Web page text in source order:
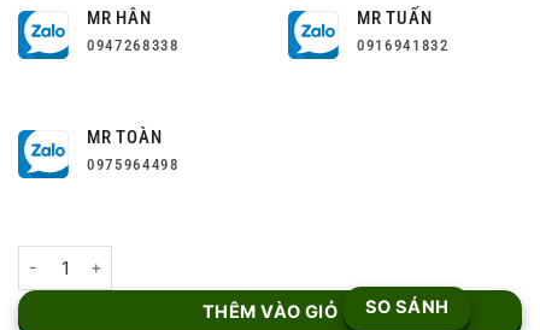
MR HÂN
0947268338
MR TUẤN
0916941832
MR TOÀN
0975964498
THÊM VÀO GIỎ SO SÁNH